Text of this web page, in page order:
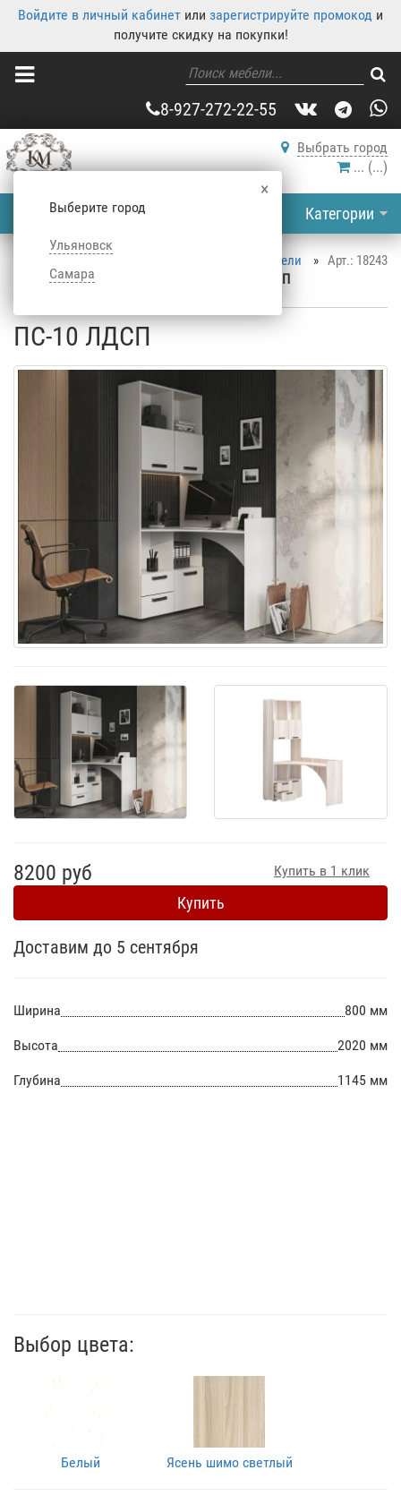
Войдите в личный кабинет или зарегистрируйте промокод и
получите скидку на покупки!
8-927-272-22-55
Выбрать город
×
Выберите город
Ульяновск
Самара
... (...)
Категории
Арт.: 18243
Каталог корпусной мебели
»
Столы
» Письменные столы ПС-10 ЛДСП
ПС-10 ЛДСП
Купить в 1 клик
8200 руб
Купить
Доставим до 5 сентября
Ширина 800 мм
Высота 2020 мм
Глубина 1145 мм
Выбор цвета:
Белый Ясень шимо светлый